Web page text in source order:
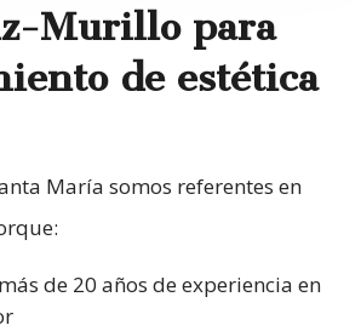
Murillo para
de estética
María somos referentes en
de 20 años de experiencia en